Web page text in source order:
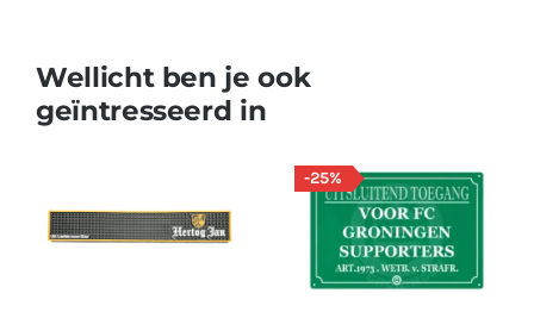
Wellicht ben je ook
geïntresseerd in
-25%